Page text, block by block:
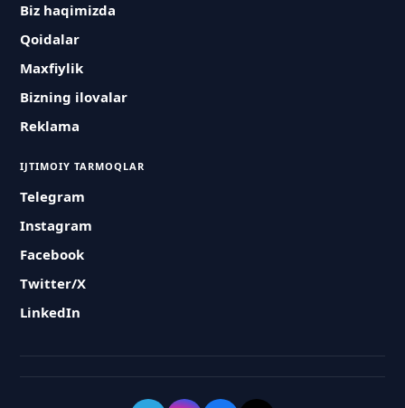
Biz haqimizda
Qoidalar
Maxfiylik
Bizning ilovalar
Reklama
IJTIMOIY TARMOQLAR
Telegram
Instagram
Facebook
Twitter/X
LinkedIn